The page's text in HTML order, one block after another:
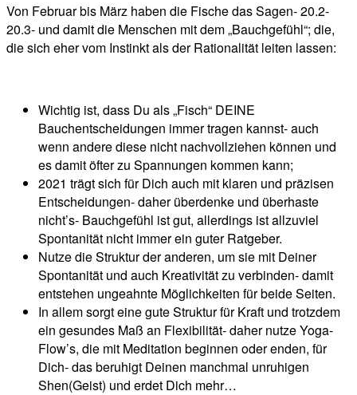
Von Februar bis März haben die Fische das Sagen- 20.2-
20.3- und damit die Menschen mit dem „Bauchgefühl“; die,
die sich eher vom Instinkt als der Rationalität leiten lassen:
Wichtig ist, dass Du als „Fisch“ DEINE
Bauchentscheidungen immer tragen kannst- auch
wenn andere diese nicht nachvollziehen können und
es damit öfter zu Spannungen kommen kann;
2021 trägt sich für Dich auch mit klaren und präzisen
Entscheidungen- daher überdenke und überhaste
nicht’s- Bauchgefühl ist gut, allerdings ist allzuviel
Spontanität nicht immer ein guter Ratgeber.
Nutze die Struktur der anderen, um sie mit Deiner
Spontanität und auch Kreativität zu verbinden- damit
entstehen ungeahnte Möglichkeiten für beide Seiten.
In allem sorgt eine gute Struktur für Kraft und trotzdem
ein gesundes Maß an Flexibilität- daher nutze Yoga-
Flow’s, die mit Meditation beginnen oder enden, für
Dich- das beruhigt Deinen manchmal unruhigen
Shen(Geist) und erdet Dich mehr…